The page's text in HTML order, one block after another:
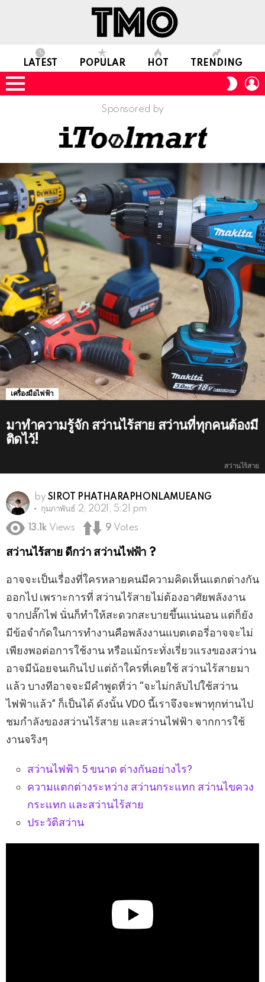
LATEST POPULAR HOT TRENDING
Menu
SKIN
Sponsored by
เครื่องมือไฟฟ้า
มาทำความรู้จัก สว่านไร้สาย สว่านที่ทุกคนต้องมี
ติดไว้!
สว่านไร้สาย
by SIROT PHATHARAPHONLAMUEANG
กุมภาพันธ์ 2, 2021, 5:21 pm
13.1k Views 9 Votes
สว่านไร้สาย ดีกว่า สว่านไฟฟ้า ?
อาจจะเป็นเรื่องที่ใครหลายคนมีความคิดเห็นแตกต่างกัน
ออกไป เพราะการที่ สว่านไร้สายไม่ต้องอาศัยพลังงาน
จากปลั๊กไฟ นั่นก็ทำให้สะดวกสะบายขึ้นแน่นอน แต่ก็ยัง
มีข้อจำกัดในการทำงานคือพลังงานแบตเตอรี่อาจจะไม่
เพียงพอต่อการใช้งาน หรือแม้กระทั่งเรี่ยวแรงของสว่าน
อาจมีน้อยจนเกินไป แต่ถ้าใครที่เคยใช้ สว่านไร้สายมา
แล้ว บางทีอาจจะมีคำพูดที่ว่า “จะไม่กลับไปใช้สว่าน
ไฟฟ้าแล้ว” ก็เป็นได้ ดังนั้น VDO นี้เราจึงจะพาทุกท่านไป
ชมกำลังของสว่านไร้สาย และสว่านไฟฟ้า จากการใช้
งานจริงๆ
สว่านไฟฟ้า 5 ขนาด ต่างกันอย่างไร?
ความแตกต่างระหว่าง สว่านกระแทก สว่านไขควง
กระแทก และสว่านไร้สาย
ประวัติสว่าน